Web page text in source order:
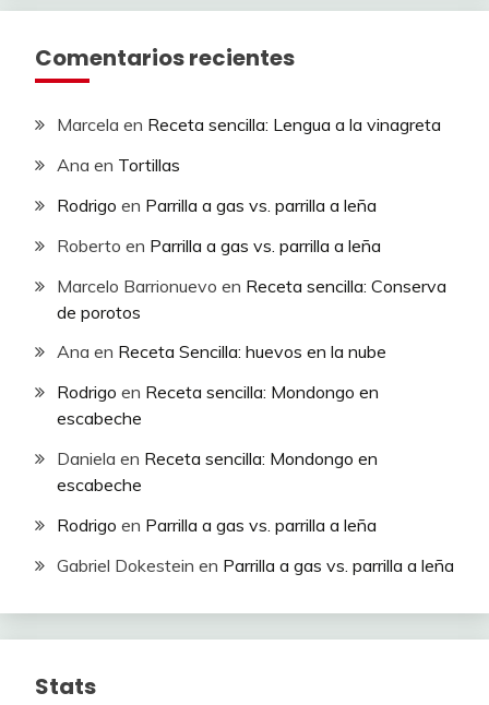
Comentarios recientes
Marcela en Receta sencilla: Lengua a la vinagreta
Ana en Tortillas
Rodrigo en Parrilla a gas vs. parrilla a leña
Roberto en Parrilla a gas vs. parrilla a leña
Marcelo Barrionuevo en Receta sencilla: Conserva
de porotos
Ana en Receta Sencilla: huevos en la nube
Rodrigo en Receta sencilla: Mondongo en
escabeche
Daniela en Receta sencilla: Mondongo en
escabeche
Rodrigo en Parrilla a gas vs. parrilla a leña
Gabriel Dokestein en Parrilla a gas vs. parrilla a leña
Stats